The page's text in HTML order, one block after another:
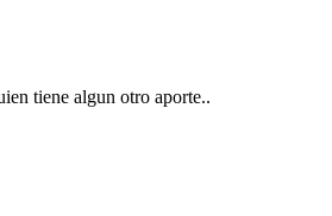
tiene algun otro aporte..